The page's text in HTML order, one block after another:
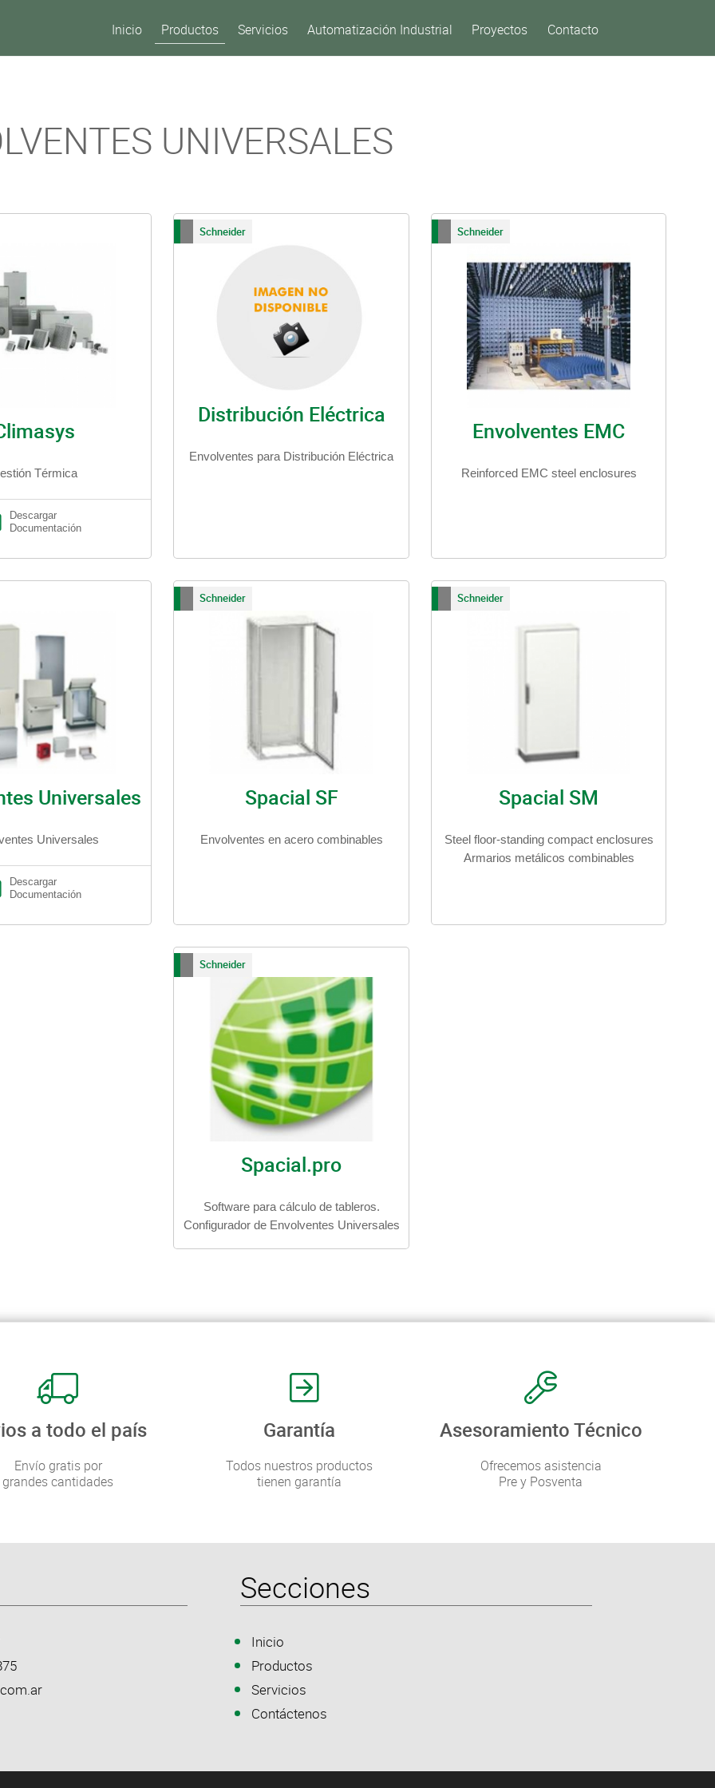
Inicio Productos Servicios Automatización Industrial Proyectos Contacto
UNIVERSALES
Térmica
Descargar
Documentación
Distribución Eléctrica
Envolventes para Distribución Eléctrica
Schneider
Envolventes EMC
Reinforced EMC steel enclosures
Schneider
Universales
Universales
Descargar
Documentación
Spacial SF
Envolventes en acero combinables
Schneider
Spacial SM
Steel floor-standing compact enclosures
Armarios metálicos combinables
Schneider
Spacial.pro
Software para cálculo de tableros.
Configurador de Envolventes Universales
Schneider
a todo el país
Envío gratis por
grandes cantidades
Garantía
Todos nuestros productos
tienen garantía
Asesoramiento Técnico
Ofrecemos asistencia
Pre y Posventa
Secciones
Inicio
Productos
Servicios
Contáctenos